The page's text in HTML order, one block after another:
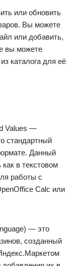
или обновить
Вы можете
или добавить,
вы можете
каталога для её
Values —
стандартный
Данный
в текстовом
работы с
Calc или
— это
созданный